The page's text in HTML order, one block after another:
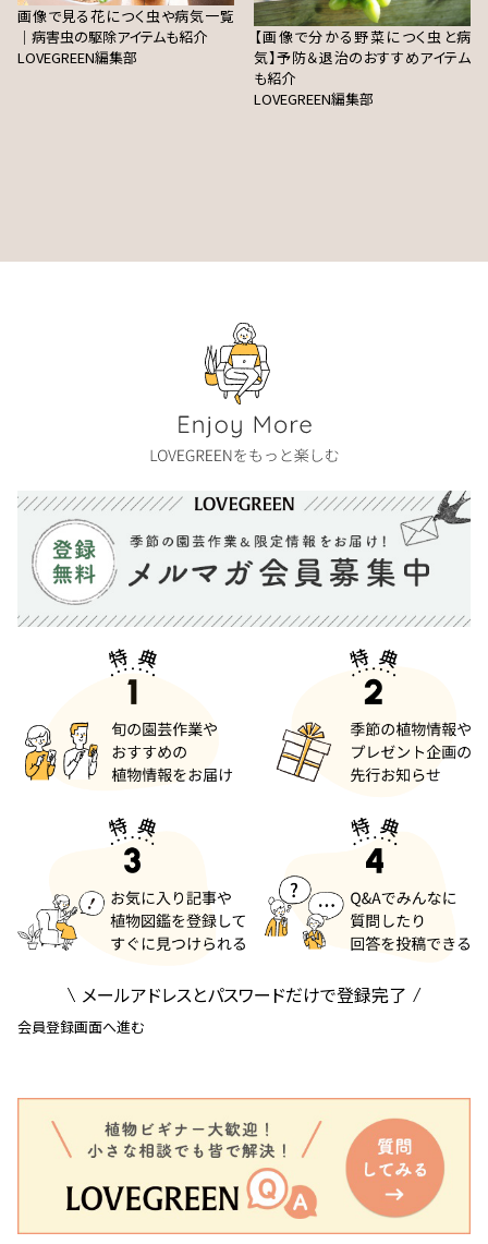
画像で見る花につく虫や病気一覧
｜病害虫の駆除アイテムも紹介
LOVEGREEN編集部
【画像で分かる野菜につく虫と病
気】予防＆退治のおすすめアイテム
も紹介
LOVEGREEN編集部
メールアドレスとパスワードだけで登録完了
会員登録画面へ進む